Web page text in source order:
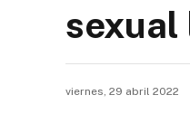
sexual
viernes, 29 abril 2022